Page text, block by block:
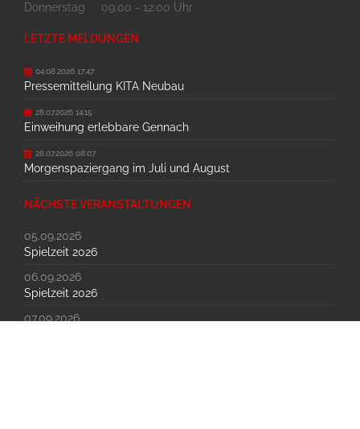
Donnerstag 09:00 - 12:00 Uhr
LETZTE MELDUNGEN
04.08.2026 17:47
Pressemitteilung KITA Neubau
28.07.2026 14:15
Einweihung erlebbare Gennach
28.07.2026 08:07
Morgenspaziergang im Juli und August
NÄCHSTE VERANSTALTUNGEN
05.09.2026
Spielzeit 2026
06.09.2026
Spielzeit 2026
07.09.2026